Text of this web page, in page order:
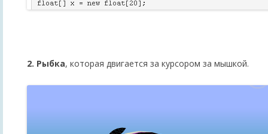
2. Рыбка, которая двигается за курсором за мышкой.